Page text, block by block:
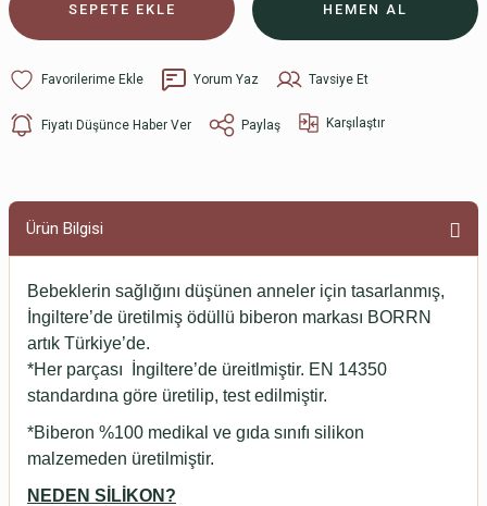
SEPETE EKLE HEMEN AL
Yorum Yaz Tavsiye Et
Fiyatı Düşünce Haber Ver Paylaş Karşılaştır
Ürün Bilgisi
Bebeklerin sağlığını düşünen anneler için tasarlanmış,
İngiltere’de üretilmiş ödüllü biberon markası BORRN
artık Türkiye’de.
*Her parçası İngiltere’de üreitlmiştir. EN 14350
standardına göre üretilip, test edilmiştir.
*Biberon %100 medikal ve gıda sınıfı silikon
malzemeden üretilmiştir.
NEDEN SİLİKON?